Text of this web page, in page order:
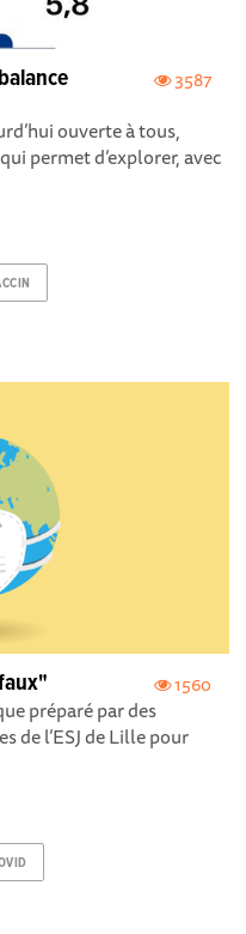
3587
ouverte à tous,
permet d’explorer, avec
1560
préparé par des
de l’ESJ de Lille pour